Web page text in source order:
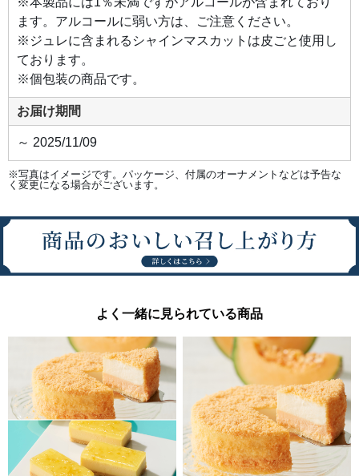
ます。アルコールに弱い方は、ご注意ください。
※ジュレに含まれるシャインマスカットは皮ごと使用し
ております。
※個包装の商品です。
お届け期間
～ 2025/11/09
※写真はイメージです。パッケージ、付属のオーナメントなどは予告な
く変更になる場合がございます。
よく一緒に見られている商品